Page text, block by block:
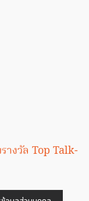
างวัล Top Talk-